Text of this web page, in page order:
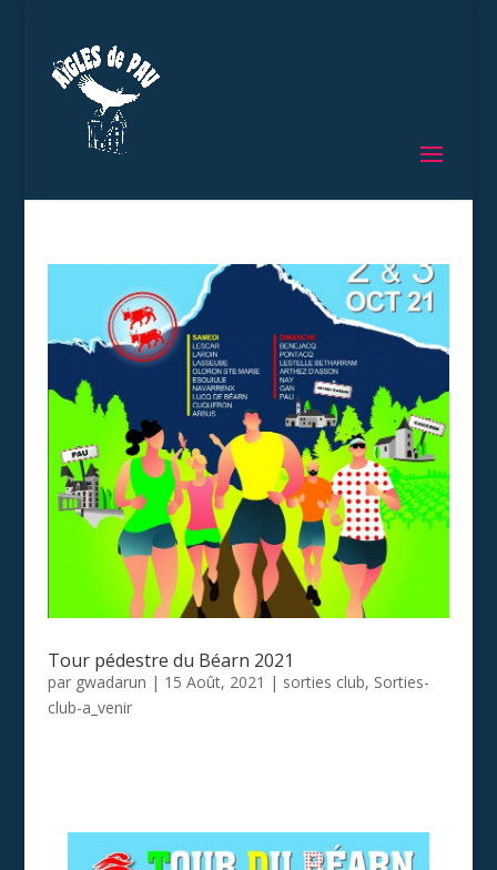
Tour pédestre du Béarn 2021
par gwadarun | 15 Août, 2021 | sorties club, Sorties-
club-a_venir